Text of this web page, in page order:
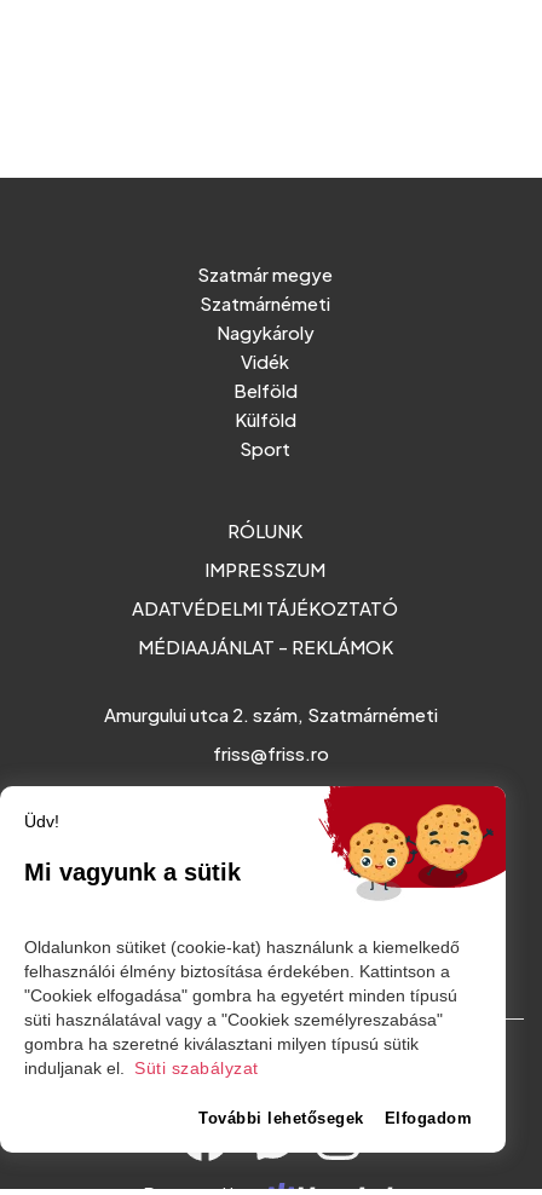
Szatmár megye
Szatmárnémeti
Nagykároly
Vidék
Belföld
Külföld
Sport
RÓLUNK
IMPRESSZUM
ADATVÉDELMI TÁJÉKOZTATÓ
MÉDIAAJÁNLAT - REKLÁMOK
Amurgului utca 2. szám, Szatmárnémeti
friss@friss.ro
© Minden jog fenntartva. 2026
Üdv!
Mi vagyunk a sütik
Oldalunkon sütiket (cookie-kat) használunk a kiemelkedő
felhasználói élmény biztosítása érdekében. Kattintson a
"Cookiek elfogadása" gombra ha egyetért minden típusú
süti használatával vagy a "Cookiek személyreszabása"
gombra ha szeretné kiválasztani milyen típusú sütik
induljanak el.
Süti szabályzat
További lehetősegek Elfogadom